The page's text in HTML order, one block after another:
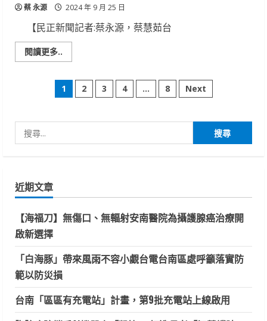
蔡 永源 2024 年 9 月 25 日
【民正新聞記者:蔡永源，蔡慧茹台
閱讀更多..
more
政
部
南
「廉
袖
遊
探
動」
文
章
分
1 2 3 4 ... 8 Next
尋
字:
近期文章
【海福刀】無傷口、無輻射安南醫院為攝護腺癌治療開
啟新選擇
「白海豚」帶來風雨不容小覷台電台南區處呼籲落實防
範以防災損
台南「區區有充電站」計畫，第9批充電站上線啟用